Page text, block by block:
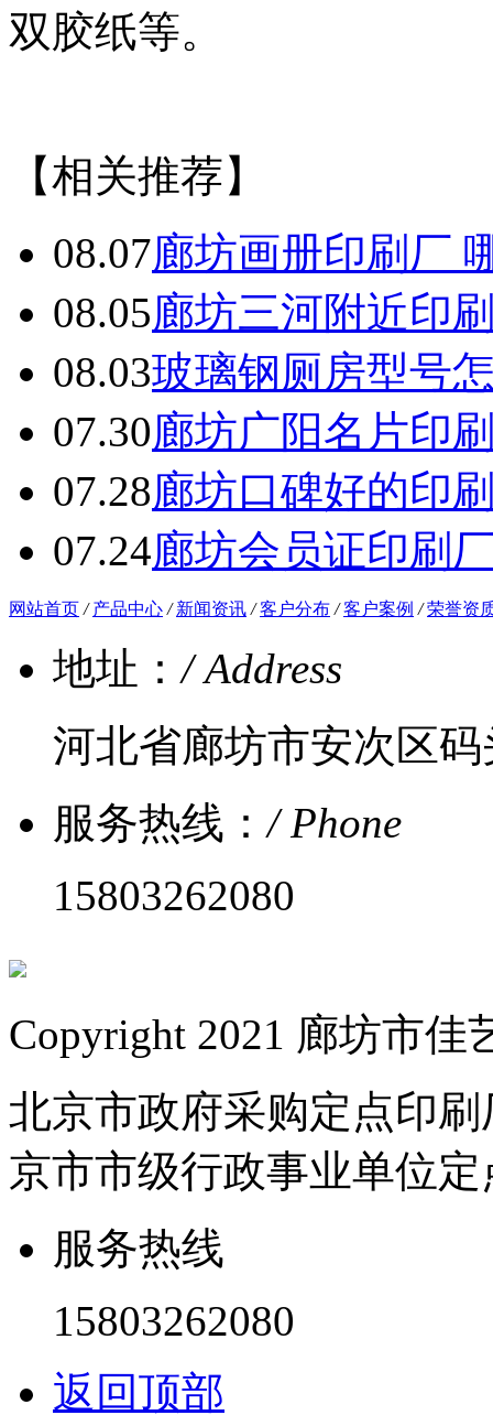
双胶纸等。
【相关推荐】
08.07廊坊画册印刷厂
08.05廊坊三河附近印
08.03玻璃钢厕房型号
07.30廊坊广阳名片印
07.28廊坊口碑好的印
07.24廊坊会员证印刷
网站首页 / 产品中心 / 新闻资讯 / 客户分布 / 客户案例 / 荣誉资
地址：/ Address
河北省廊坊市安次区码
服务热线：/ Phone
15803262080
Copyright 2021 廊坊市
北京市政府采购定点印
京市市级行政事业单位
服务热线
15803262080
返回顶部